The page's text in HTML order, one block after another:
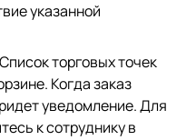
указанной
торговых точек
Когда заказ
уведомление. Для
к сотруднику в